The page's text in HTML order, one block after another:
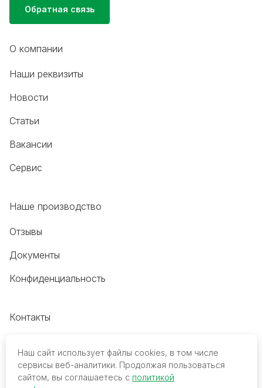
Обратная связь
О компании
Наши реквизиты
Новости
Статьи
Вакансии
Сервис
Наше производство
Отзывы
Документы
Конфиденциальность
Контакты
8 (800) 700-68-45
Наш сайт использует файлы cookies, в том числе
сервисы веб-аналитики. Продолжая пользоваться
сайтом, вы соглашаетесь с политикой